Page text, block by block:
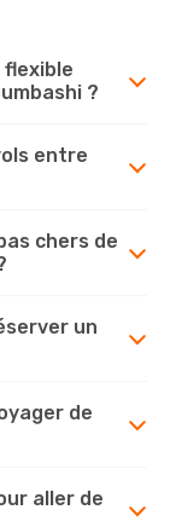
?
entre
chers de
un
de
aller de